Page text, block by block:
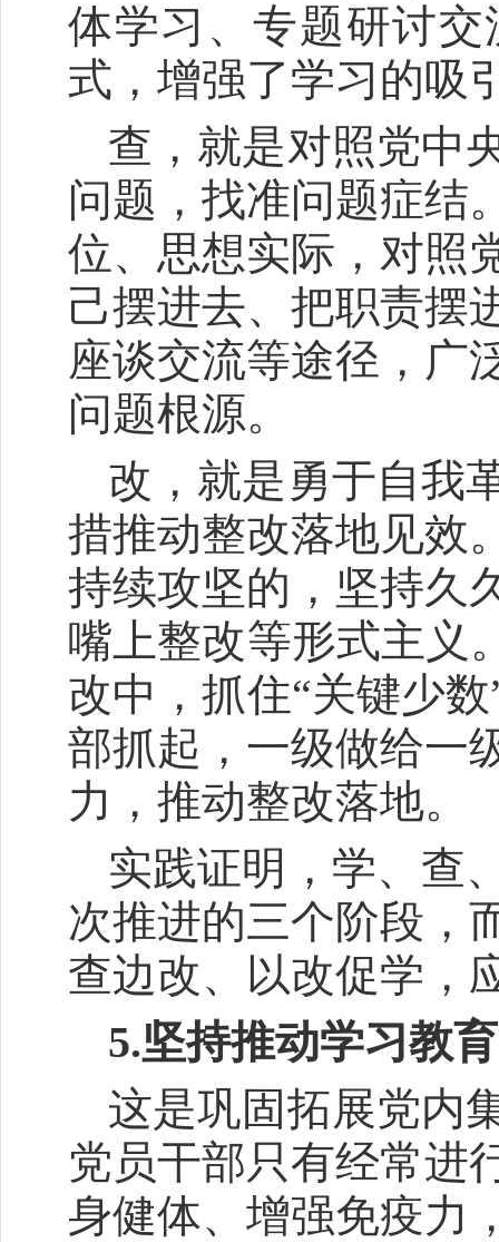
体学习、专题研讨
式，增强了学习的吸
查，就是对照党中
问题，找准问题症结
位、思想实际，对照
己摆进去、把职责摆
座谈交流等途径，广
问题根源。
改，就是勇于自我
措推动整改落地见效
持续攻坚的，坚持久
嘴上整改等形式主义
改中，抓住“关键少
部抓起，一级做给一
力，推动整改落地。
实践证明，学、查
次推进的三个阶段，
查边改、以改促学，
5.坚持推动学习教
这是巩固拓展党内
党员干部只有经常进
身健体、增强免疫力